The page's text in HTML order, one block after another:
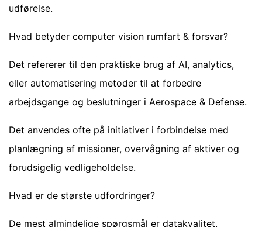
udførelse.
Hvad betyder computer vision rumfart & forsvar?
Det refererer til den praktiske brug af AI, analytics,
eller automatisering metoder til at forbedre
arbejdsgange og beslutninger i Aerospace & Defense.
Det anvendes ofte på initiativer i forbindelse med
planlægning af missioner, overvågning af aktiver og
forudsigelig vedligeholdelse.
Hvad er de største udfordringer?
De mest almindelige spørgsmål er datakvalitet,